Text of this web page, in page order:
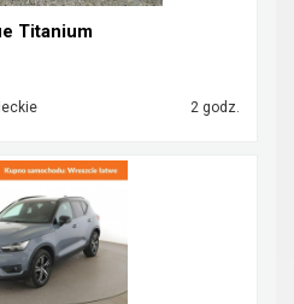
Titanium
2 godz.